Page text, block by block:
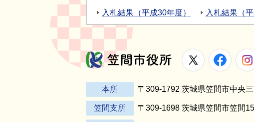
入札結果（平成30年度） 入札結果（
笠間市役所
X
本所 〒309-1792 茨城県笠間市中央
笠間支所 〒309-1698 茨城県笠間市笠間